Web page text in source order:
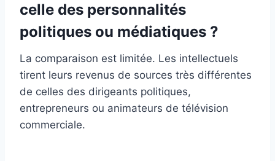
celle des personnalités
politiques ou médiatiques ?
La comparaison est limitée. Les intellectuels
tirent leurs revenus de sources très différentes
de celles des dirigeants politiques,
entrepreneurs ou animateurs de télévision
commerciale.